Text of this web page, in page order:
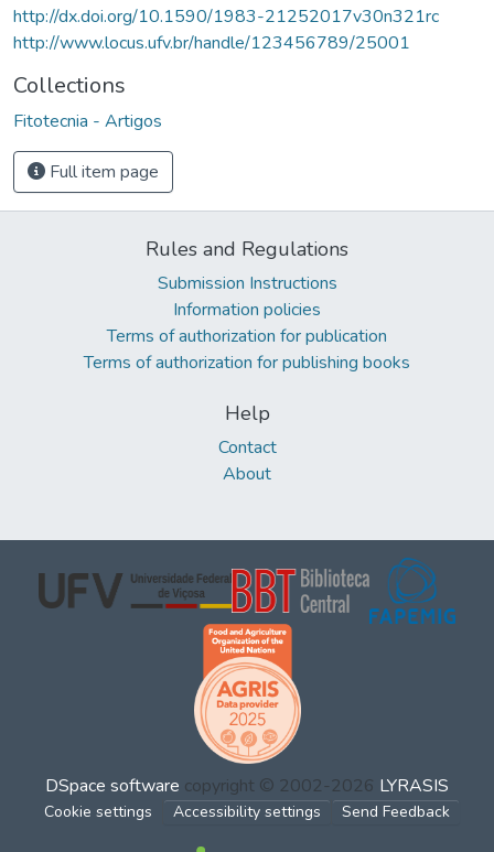
http://dx.doi.org/10.1590/1983-21252017v30n321rc
http://www.locus.ufv.br/handle/123456789/25001
Collections
Fitotecnia - Artigos
Full item page
Rules and Regulations
Submission Instructions
Information policies
Terms of authorization for publication
Terms of authorization for publishing books
Help
Contact
About
DSpace software copyright © 2002-2026 LYRASIS
Cookie settings Accessibility settings Send Feedback